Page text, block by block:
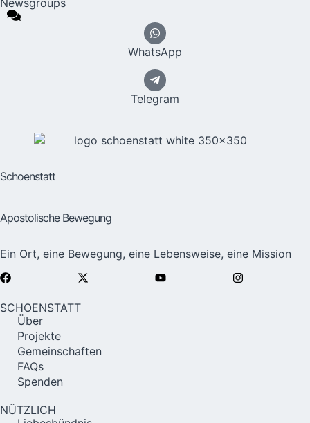
WhatsApp
Telegram
Schoenstatt
Apostolische Bewegung
Ein Ort, eine Bewegung, eine Lebensweise, eine Mission
SCHOENSTATT
Über
Projekte
Gemeinschaften
FAQs
Spenden
NÜTZLICH